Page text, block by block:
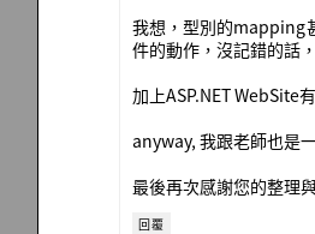
我想，型別的mapping
件的動作，沒記錯的話
加上ASP.NET WebSite
anyway, 我跟老師也是
最後再次感謝您的整理
回覆